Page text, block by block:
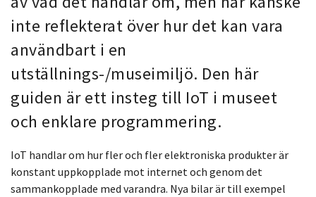
inte reflekterat över hur det kan vara
användbart i en
utställnings-/museimiljö. Den här
guiden är ett insteg till IoT i museet
och enklare programmering.
IoT handlar om hur fler och fler elektroniska produkter är
konstant uppkopplade mot internet och genom det
sammankopplade med varandra. Nya bilar är till exempel